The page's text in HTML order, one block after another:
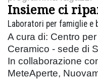
Insieme ci
Laboratori per famiglie e
A cura di: Centro
Ceramico - sede di
In collaborazione
MeteAperte,